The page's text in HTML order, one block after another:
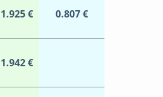
1.925 € 0.807 €
1.942 €